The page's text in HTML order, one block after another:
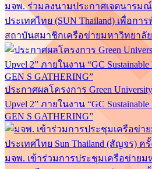
มจพ. ร่วมลงนามประกาศเจตนารม
ประเทศไทย (SUN Thailand) เพื่อก
สถาบันสมาชิกเครือข่ายมหาวิทยาลัย
ประกาศผลโครงการ Green
Upvel 2” ภายในงาน “GC Sustainable
GEN S GATHERING”
มจพ. เข้าร่วมการประชุมเครือข่ายม